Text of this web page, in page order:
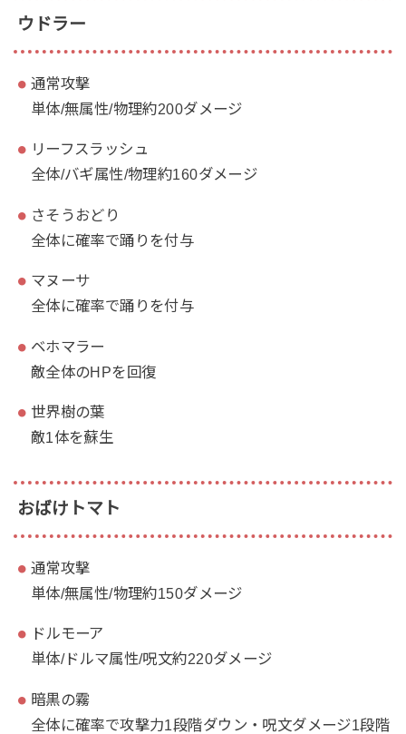
ウドラー
通常攻撃
単体/無属性/物理約200ダメージ
リーフスラッシュ
全体/バギ属性/物理約160ダメージ
さそうおどり
全体に確率で踊りを付与
マヌーサ
全体に確率で踊りを付与
ベホマラー
敵全体のHPを回復
世界樹の葉
敵1体を蘇生
おばけトマト
通常攻撃
単体/無属性/物理約150ダメージ
ドルモーア
単体/ドルマ属性/呪文約220ダメージ
暗黒の霧
全体に確率で攻撃力1段階ダウン・呪文ダメージ1段階